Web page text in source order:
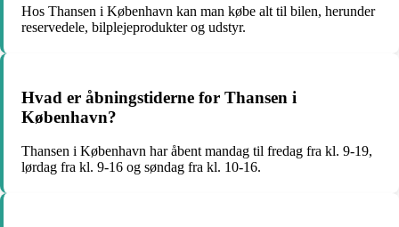
Hos Thansen i København kan man købe alt til bilen, herunder
reservedele, bilplejeprodukter og udstyr.
Hvad er åbningstiderne for Thansen i
København?
Thansen i København har åbent mandag til fredag fra kl. 9-19,
lørdag fra kl. 9-16 og søndag fra kl. 10-16.